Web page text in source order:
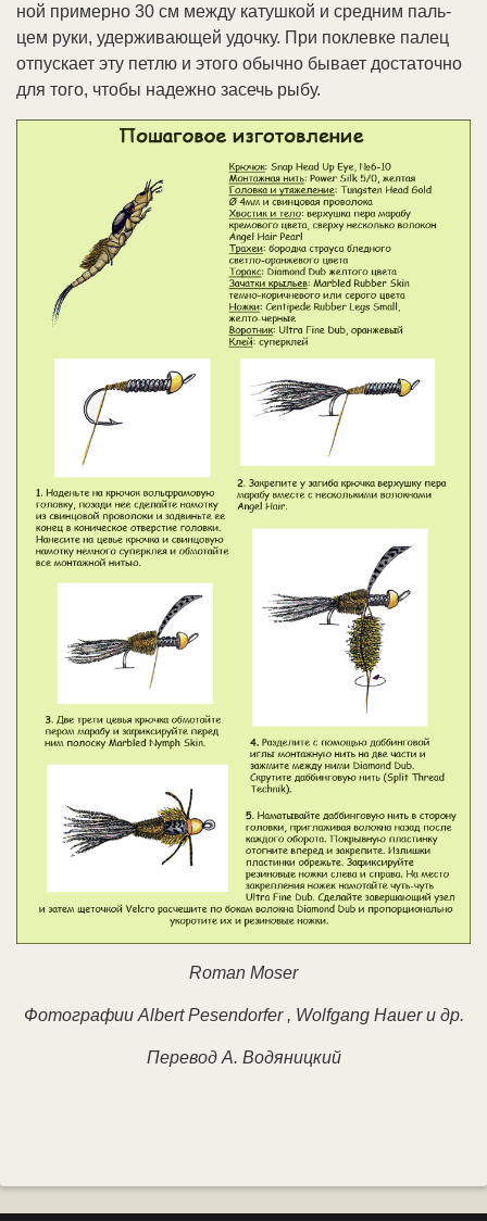
ной при­мер­но 30 см ме­ж­ду ка­туш­кой и сред­ним паль­
цем ру­ки, удер­жи­ваю­щей удоч­ку. При по­клев­ке па­лец
от­пус­ка­ет эту пет­лю и это­го обыч­но бы­ва­ет дос­та­точ­но
для то­го, что­бы на­деж­но за­сечь ры­бу.
Roman Moser
Фотографии Albert Pesendorfer , Wolfgang Hauer и др.
Перевод А. Водяницкий